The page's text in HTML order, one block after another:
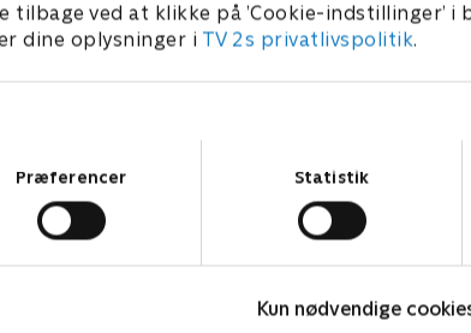
ved at klikke på ’Cookie-indstillinger’ i
dine oplysninger i TV 2s privatlivspolitik.
Præferencer Statistik
Kun nødvendige
hos dig?
i weekenden.
fra mandag
fra 06:30, og i
programmet
'Go’ morgen Danmark'
indblik i, hvad der rører
er ikke kun relevante
kulturelle begivenheder,
I 'Go’ morgen Danmark'